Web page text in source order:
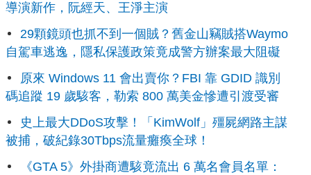
導演新作，阮經天、王淨主演
29顆鏡頭也抓不到一個賊？舊金山竊賊搭Waymo
自駕車逃逸，隱私保護政策竟成警方辦案最大阻礙
原來 Windows 11 會出賣你？FBI 靠 GDID 識別
碼追蹤 19 歲駭客，勒索 800 萬美金慘遭引渡受審
史上最大DDoS攻擊！「KimWolf」殭屍網路主謀
被捕，破紀錄30Tbps流量癱瘓全球！
《GTA 5》外掛商遭駭竟流出 6 萬名會員名單：